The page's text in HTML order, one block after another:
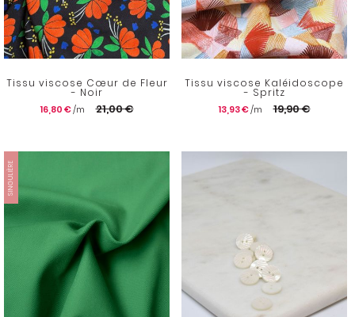
Tissu viscose Cœur de Fleur
- Noir
16,80 € 21,00 €
Tissu viscose Kaléidoscope
- Spritz
13,93 € 19,90 €
SINGULIÈRE